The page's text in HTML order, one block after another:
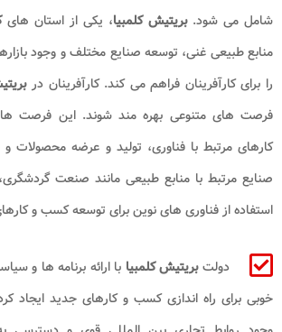
شامل می‌ شود.بریتیش کلمبیا، یکی از استان‌ های
منابع طبیعی غنی، توسعه صنایع مختلف و وجود
را برای کارآفرینان فراهم می‌ کند. کارآفرینان در
فرصت‌ های متنوعی بهره مند شوند. این فرصت
کارهای مرتبط با فناوری، تولید و عرضه
صنایع مرتبط با منابع طبیعی مانند صنعت
استفاده از فناوری‌ های نوین برای توسعه کسب و
دولتبریتیش کلمبیا با ارائه برنامه‌ ها و
خوبی برای راه اندازی کسب و کارهای جدید ایجاد